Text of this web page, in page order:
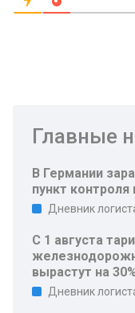
Главные
В Германии
пункт контроля
Дневник
С 1 августа
вырастут на
Дневник